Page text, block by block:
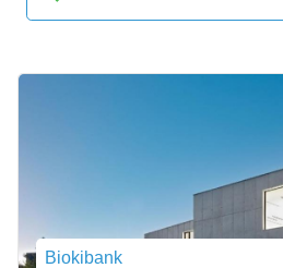
Biokibank